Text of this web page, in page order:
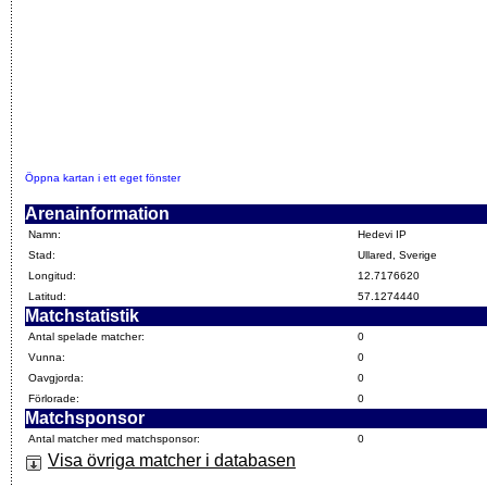
Öppna kartan i ett eget fönster
Arenainformation
Namn:
Hedevi IP
Stad:
Ullared, Sverige
Longitud:
12.7176620
Latitud:
57.1274440
Matchstatistik
Antal spelade matcher:
0
Vunna:
0
Oavgjorda:
0
Förlorade:
0
Matchsponsor
Antal matcher med matchsponsor: 0
Visa övriga matcher i databasen